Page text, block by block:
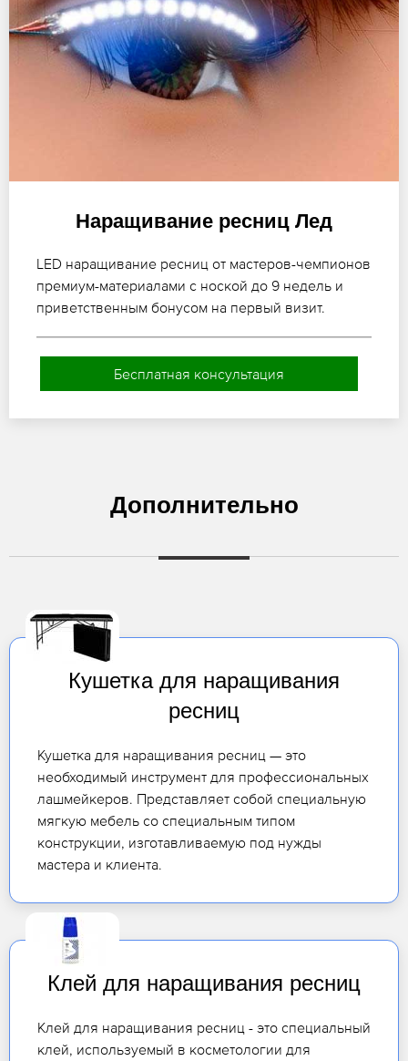
Наращивание ресниц Лед
LED наращивание ресниц от мастеров-чемпионов
премиум-материалами с ноской до 9 недель и
приветственным бонусом на первый визит.
Бесплатная консультация
Дополнительно
Кушетка для наращивания
ресниц
Кушетка для наращивания ресниц — это
необходимый инструмент для профессиональных
лашмейкеров. Представляет собой специальную
мягкую мебель со специальным типом
конструкции, изготавливаемую под нужды
мастера и клиента.
Клей для наращивания ресниц
Клей для наращивания ресниц - это специальный
клей, используемый в косметологии для